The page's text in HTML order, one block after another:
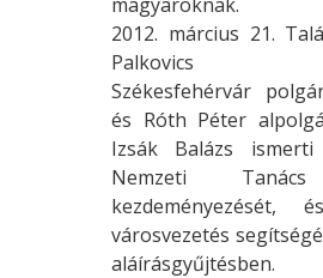
2012. március 21.
Palkovics
Székesfehérvár
és Róth Péter
Izsák Balázs
Nemzeti
városvezetés
aláírásgyűjtésben.